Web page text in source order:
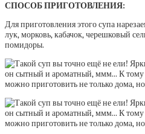
СПОСОБ ПРИГОТОВЛЕНИЯ:
Для приготовления этого супа
лук, морковь, кабачок, черешковый
помидоры.